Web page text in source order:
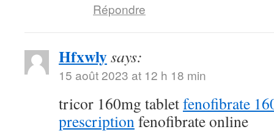
Répondre
Hfxwlysays:
15 août 2023 at 12 h 18 min
tricor 160mg tabletfenofibrate
prescriptionfenofibrate online